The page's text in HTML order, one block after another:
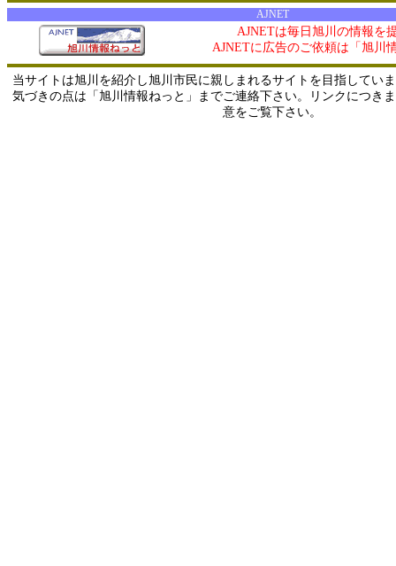
AJNET
AJNETは毎日旭川の情報を
AJNETに広告のご依頼は「旭川
当サイトは旭川を紹介し旭川市民に親しまれるサイトを目指してい
気づきの点は「旭川情報ねっと」までご連絡下さい。リンクにつき
意をご覧下さい。